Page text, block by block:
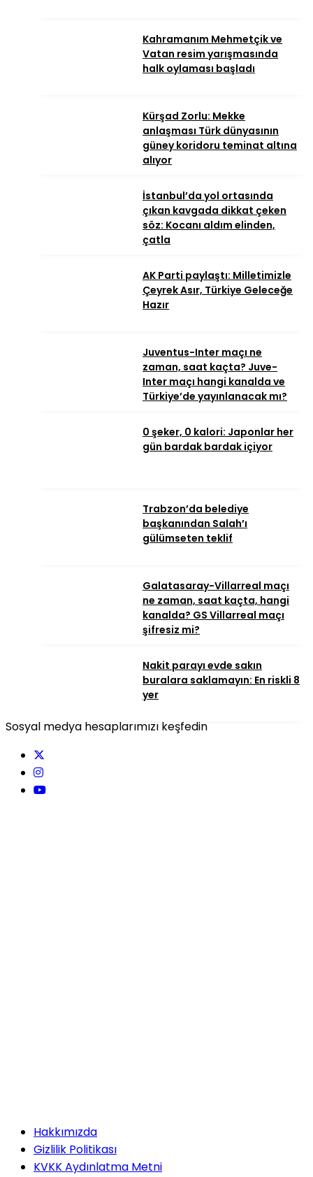
Kahramanım Mehmetçik ve
Vatan resim yarışmasında
halk oylaması başladı
Kürşad Zorlu: Mekke
anlaşması Türk dünyasının
güney koridoru teminat altına
alıyor
İstanbul’da yol ortasında
çıkan kavgada dikkat çeken
söz: Kocanı aldım elinden,
çatla
AK Parti paylaştı: Milletimizle
Çeyrek Asır, Türkiye Geleceğe
Hazır
Juventus-Inter maçı ne
zaman, saat kaçta? Juve-
Inter maçı hangi kanalda ve
Türkiye’de yayınlanacak mı?
0 şeker, 0 kalori: Japonlar her
gün bardak bardak içiyor
Trabzon’da belediye
başkanından Salah’ı
gülümseten teklif
Galatasaray-Villarreal maçı
ne zaman, saat kaçta, hangi
kanalda? GS Villarreal maçı
şifresiz mi?
Nakit parayı evde sakın
buralara saklamayın: En riskli 8
yer
Sosyal medya hesaplarımızı keşfedin
Hakkımızda
Gizlilik Politikası
KVKK Aydınlatma Metni